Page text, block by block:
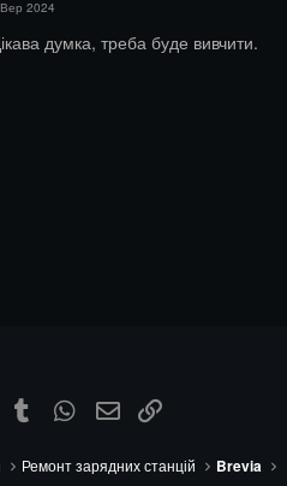
2024
думка, треба буде вивчити.
PinterestTumblr WhatsAppЕлектронна пошта
Ремонт зарядних станцій Brevia